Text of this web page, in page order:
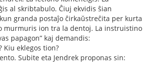
al skribtabulo. Ĉiuj ekvidis ŝian
granda postaĵo ĉirkaŭstreĉita per kurta
murmuris ion tra la dentoj. La instruistino
papagon” kaj demandis:
Kiu eklegos tion?
Subite eta Jendrek proponas sin: